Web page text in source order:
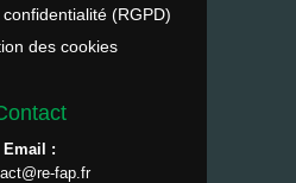
(RGPD)
des cookies
Email :
fap.fr